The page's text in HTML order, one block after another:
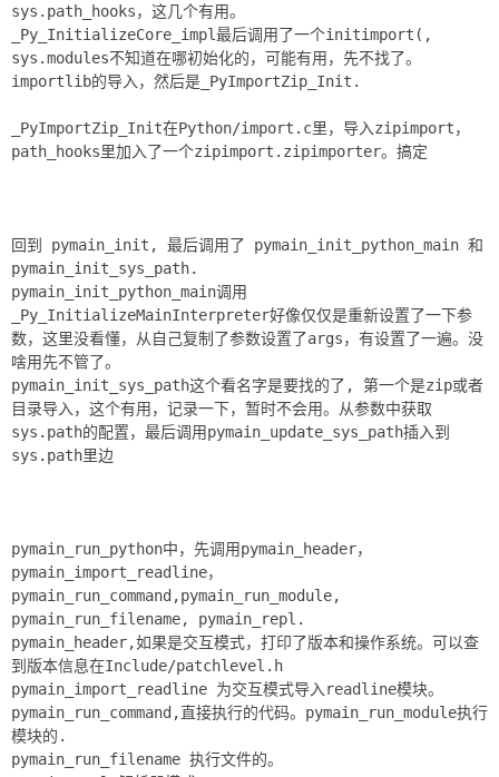
sys.path_hooks，这几个有用。
_Py_InitializeCore_impl最后调用了一个initimport(,
sys.modules不知道在哪初始化的，可能有用，先不找了。
importlib的导入，然后是_PyImportZip_Init.
_PyImportZip_Init在Python/import.c里，导入zipimport，
path_hooks里加入了一个zipimport.zipimporter。搞定
回到 pymain_init, 最后调用了 pymain_init_python_main 和
pymain_init_sys_path.
pymain_init_python_main调用
_Py_InitializeMainInterpreter好像仅仅是重新设置了一下参
数，这里没看懂，从自己复制了参数设置了args，有设置了一遍。没
啥用先不管了。
pymain_init_sys_path这个看名字是要找的了, 第一个是zip或者
目录导入，这个有用，记录一下，暂时不会用。从参数中获取
sys.path的配置，最后调用pymain_update_sys_path插入到
sys.path里边
pymain_run_python中，先调用pymain_header，
pymain_import_readline，
pymain_run_command,pymain_run_module,
pymain_run_filename, pymain_repl.
pymain_header,如果是交互模式，打印了版本和操作系统。可以查
到版本信息在Include/patchlevel.h
pymain_import_readline 为交互模式导入readline模块。
pymain_run_command,直接执行的代码。pymain_run_module执行
模块的.
pymain_run_filename 执行文件的。